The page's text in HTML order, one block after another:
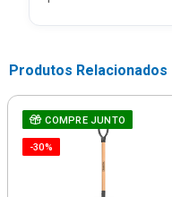
Produtos Relacionados
COMPRE JUNTO
-30%